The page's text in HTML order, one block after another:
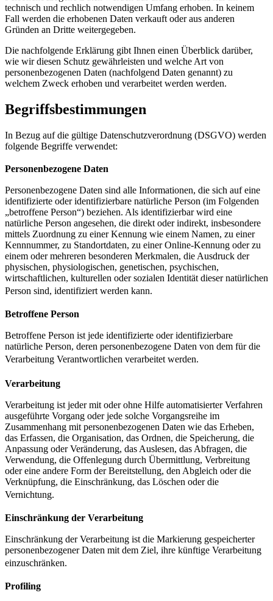
technisch und rechlich notwendigen Umfang erhoben. In keinem
Fall werden die erhobenen Daten verkauft oder aus anderen
Gründen an Dritte weitergegeben.
Die nachfolgende Erklärung gibt Ihnen einen Überblick darüber,
wie wir diesen Schutz gewährleisten und welche Art von
personenbezogenen Daten (nachfolgend Daten genannt) zu
welchem Zweck erhoben und verarbeitet werden werden.
Begriffsbestimmungen
In Bezug auf die gültige Datenschutzverordnung (DSGVO) werden
folgende Begriffe verwendet:
Personenbezogene Daten
Personenbezogene Daten sind alle Informationen, die sich auf eine
identifizierte oder identifizierbare natürliche Person (im Folgenden
„betroffene Person“) beziehen. Als identifizierbar wird eine
natürliche Person angesehen, die direkt oder indirekt, insbesondere
mittels Zuordnung zu einer Kennung wie einem Namen, zu einer
Kennnummer, zu Standortdaten, zu einer Online-Kennung oder zu
einem oder mehreren besonderen Merkmalen, die Ausdruck der
physischen, physiologischen, genetischen, psychischen,
wirtschaftlichen, kulturellen oder sozialen Identität dieser natürlichen
Person sind, identifiziert werden kann.
Betroffene Person
Betroffene Person ist jede identifizierte oder identifizierbare
natürliche Person, deren personenbezogene Daten von dem für die
Verarbeitung Verantwortlichen verarbeitet werden.
Verarbeitung
Verarbeitung ist jeder mit oder ohne Hilfe automatisierter Verfahren
ausgeführte Vorgang oder jede solche Vorgangsreihe im
Zusammenhang mit personenbezogenen Daten wie das Erheben,
das Erfassen, die Organisation, das Ordnen, die Speicherung, die
Anpassung oder Veränderung, das Auslesen, das Abfragen, die
Verwendung, die Offenlegung durch Übermittlung, Verbreitung
oder eine andere Form der Bereitstellung, den Abgleich oder die
Verknüpfung, die Einschränkung, das Löschen oder die
Vernichtung.
Einschränkung der Verarbeitung
Einschränkung der Verarbeitung ist die Markierung gespeicherter
personenbezogener Daten mit dem Ziel, ihre künftige Verarbeitung
einzuschränken.
Profiling